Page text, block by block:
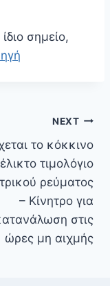
σημείο,
NEXT
το κόκκινο
τιμολόγιο
ρεύματος
– Κίνητρο για
στις
ώρες μη αιχμής